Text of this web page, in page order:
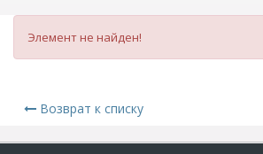
Элемент не найден!
Возврат к списку